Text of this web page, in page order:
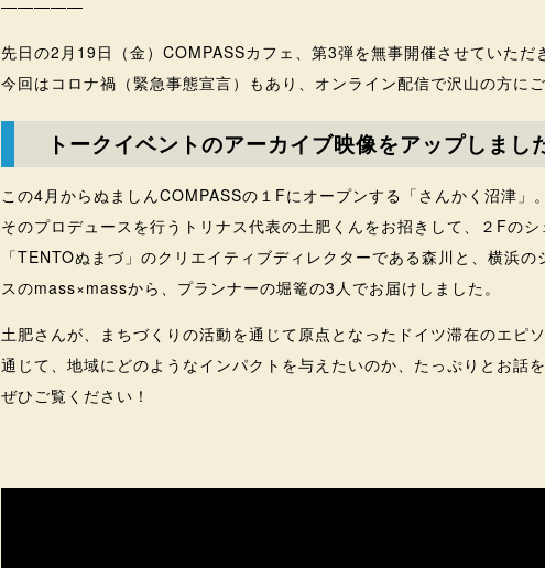
—————
先日の2月19日（金）COMPASSカフェ、第3弾を無事開催させていただ
今回はコロナ禍（緊急事態宣言）もあり、オンライン配信で沢山の方に
トークイベントのアーカイブ映像をアップしまし
この4月からぬましんCOMPASSの１Fにオープンする「さんかく沼津」。
そのプロデュースを行うトリナス代表の土肥くんをお招きして、２Fの
「TENTOぬまづ」のクリエイティブディレクターである森川と、横浜
スのmass×massから、プランナーの堀篭の3人でお届けしました。
土肥さんが、まちづくりの活動を通じて原点となったドイツ滞在のエピ
通じて、地域にどのようなインパクトを与えたいのか、たっぷりとお話を
ぜひご覧ください！